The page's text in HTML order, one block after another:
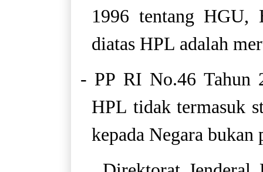
1996 tentang HGU,
diatas HPL adalah
- PP RI No.46 Tahun
HPL tidak termasuk
kepada Negara bukan